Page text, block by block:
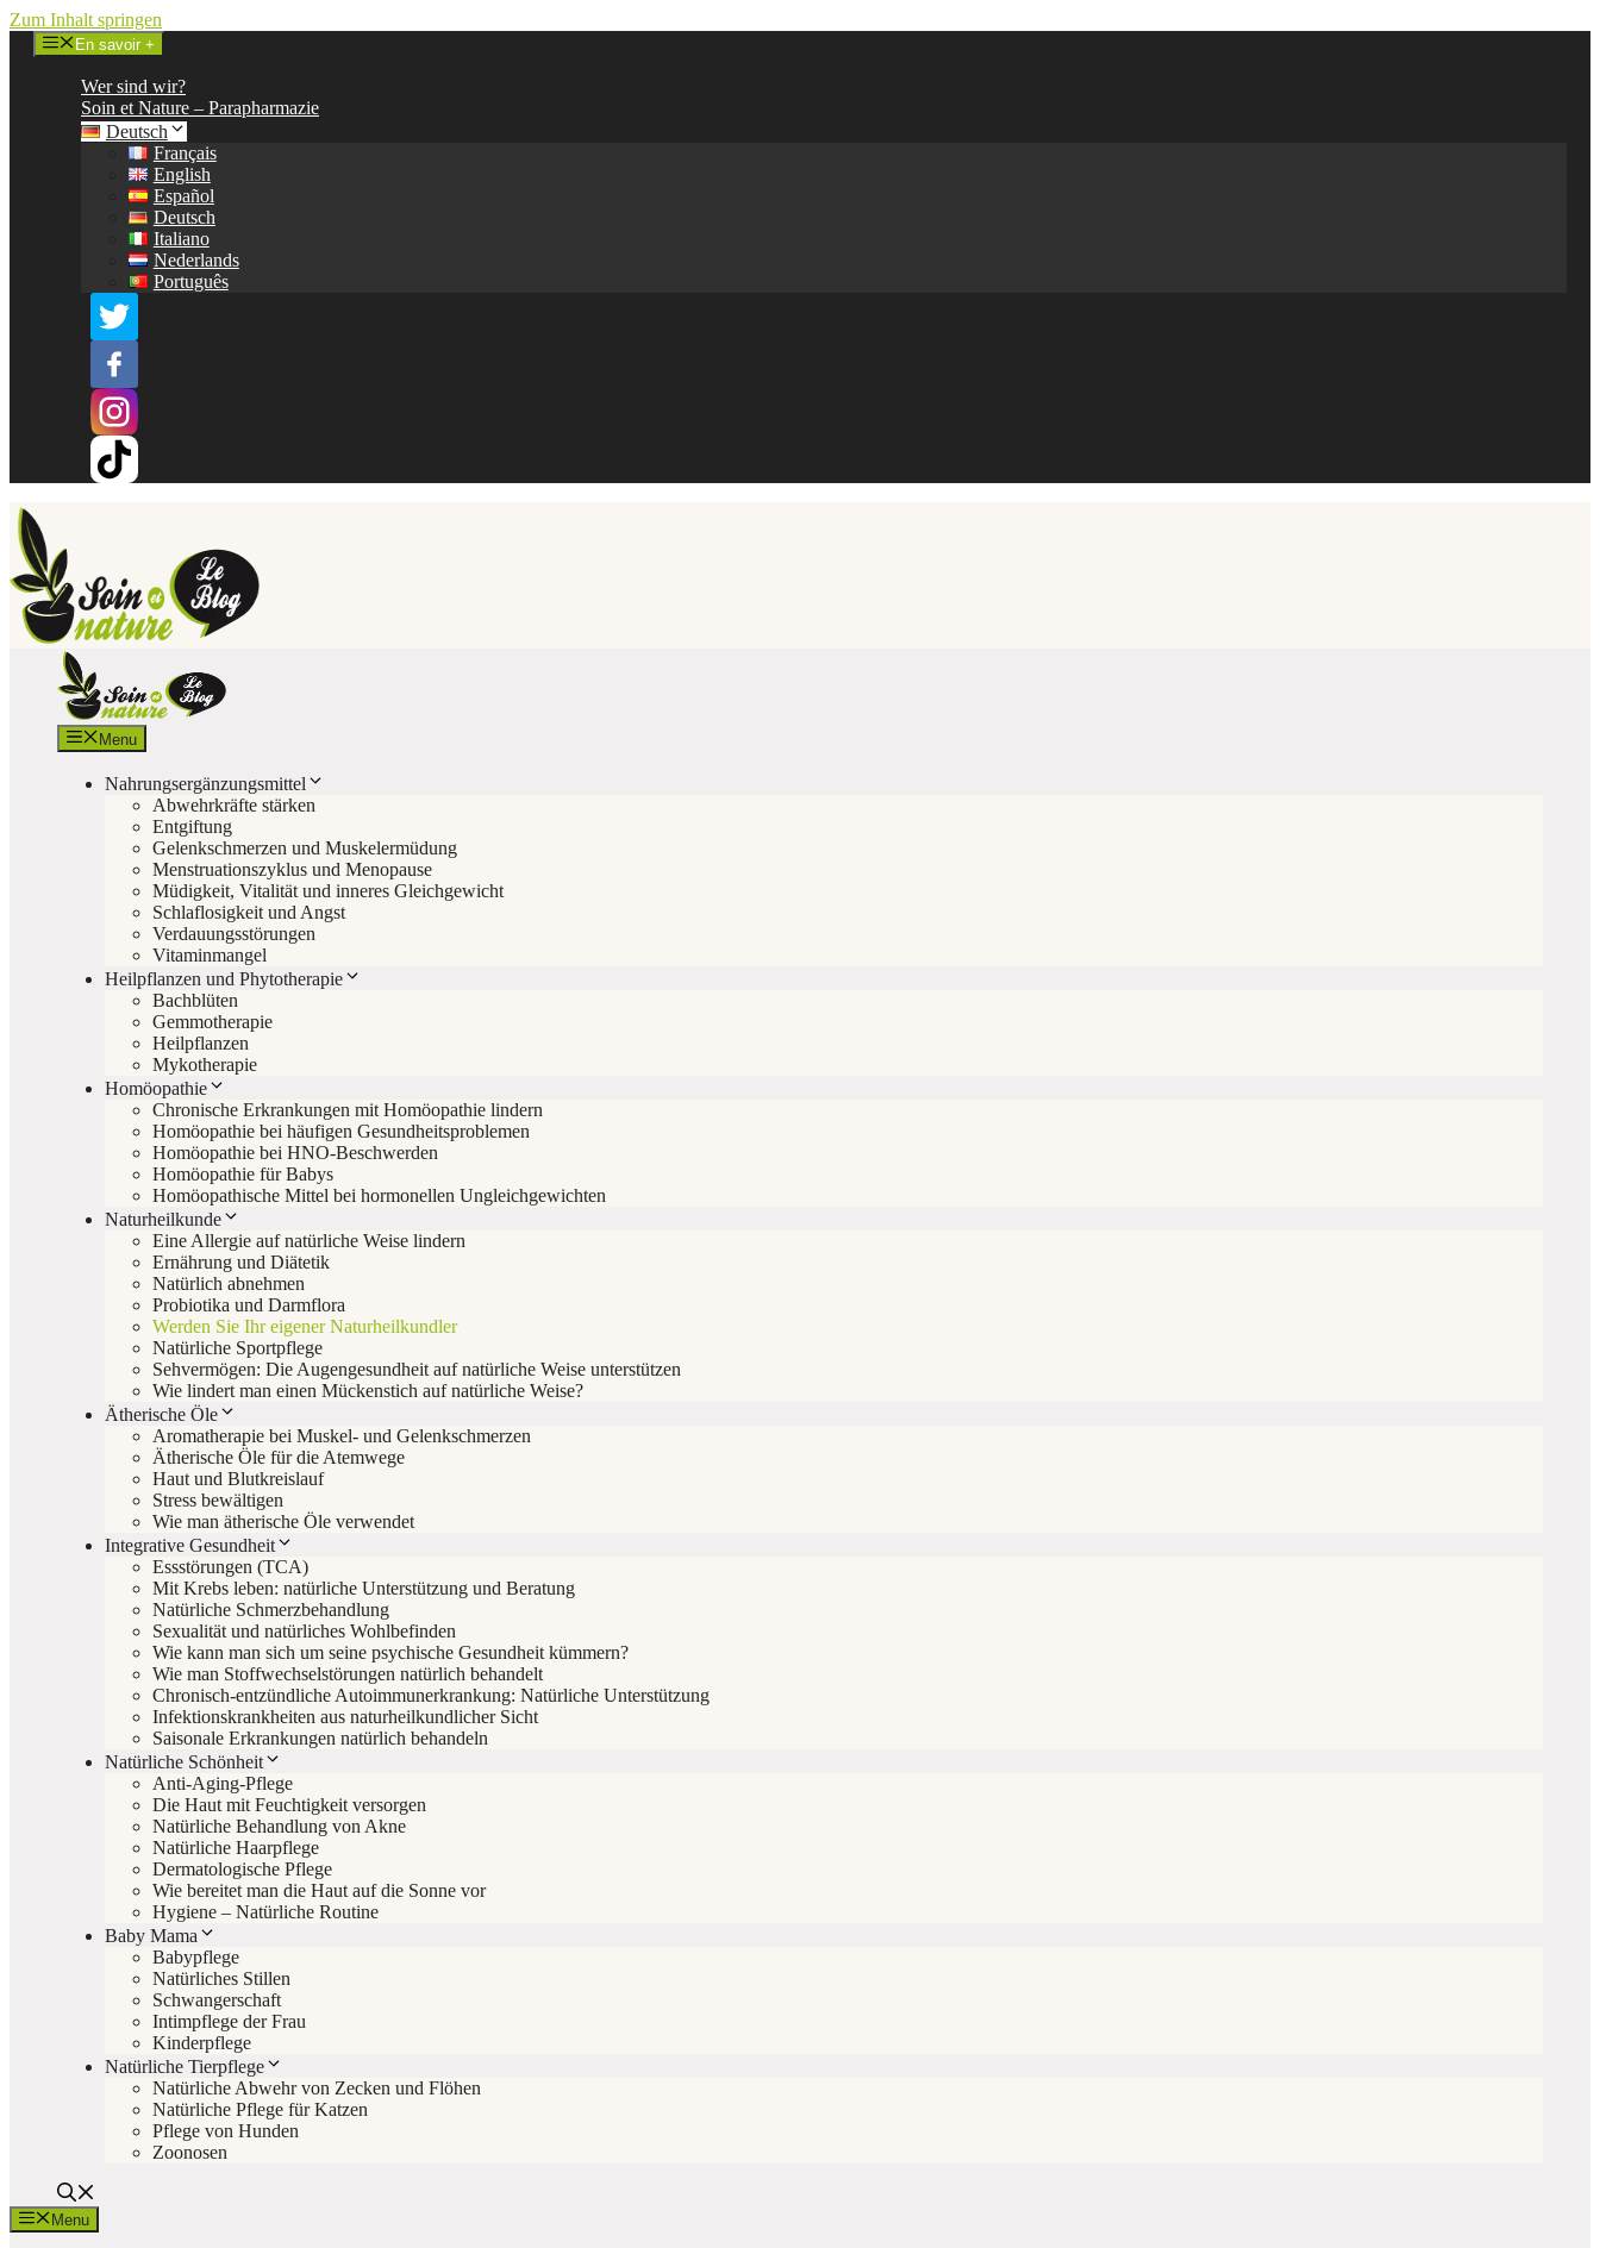
Zum Inhalt springen
En savoir +
Wer sind wir?
Soin et Nature – Parapharmazie
Deutsch
Français
English
Español
Deutsch
Italiano
Nederlands
Português
Menu
Nahrungsergänzungsmittel
Abwehrkräfte stärken
Entgiftung
Gelenkschmerzen und Muskelermüdung
Menstruationszyklus und Menopause
Müdigkeit, Vitalität und inneres Gleichgewicht
Schlaflosigkeit und Angst
Verdauungsstörungen
Vitaminmangel
Heilpflanzen und Phytotherapie
Bachblüten
Gemmotherapie
Heilpflanzen
Mykotherapie
Homöopathie
Chronische Erkrankungen mit Homöopathie lindern
Homöopathie bei häufigen Gesundheitsproblemen
Homöopathie bei HNO-Beschwerden
Homöopathie für Babys
Homöopathische Mittel bei hormonellen Ungleichgewichten
Naturheilkunde
Eine Allergie auf natürliche Weise lindern
Ernährung und Diätetik
Natürlich abnehmen
Probiotika und Darmflora
Werden Sie Ihr eigener Naturheilkundler
Natürliche Sportpflege
Sehvermögen: Die Augengesundheit auf natürliche Weise unterstützen
Wie lindert man einen Mückenstich auf natürliche Weise?
Ätherische Öle
Aromatherapie bei Muskel- und Gelenkschmerzen
Ätherische Öle für die Atemwege
Haut und Blutkreislauf
Stress bewältigen
Wie man ätherische Öle verwendet
Integrative Gesundheit
Essstörungen (TCA)
Mit Krebs leben: natürliche Unterstützung und Beratung
Natürliche Schmerzbehandlung
Sexualität und natürliches Wohlbefinden
Wie kann man sich um seine psychische Gesundheit kümmern?
Wie man Stoffwechselstörungen natürlich behandelt
Chronisch-entzündliche Autoimmunerkrankung: Natürliche Unterstützung
Infektionskrankheiten aus naturheilkundlicher Sicht
Saisonale Erkrankungen natürlich behandeln
Natürliche Schönheit
Anti-Aging-Pflege
Die Haut mit Feuchtigkeit versorgen
Natürliche Behandlung von Akne
Natürliche Haarpflege
Dermatologische Pflege
Wie bereitet man die Haut auf die Sonne vor
Hygiene – Natürliche Routine
Baby Mama
Babypflege
Natürliches Stillen
Schwangerschaft
Intimpflege der Frau
Kinderpflege
Natürliche Tierpflege
Natürliche Abwehr von Zecken und Flöhen
Natürliche Pflege für Katzen
Pflege von Hunden
Zoonosen
Menu